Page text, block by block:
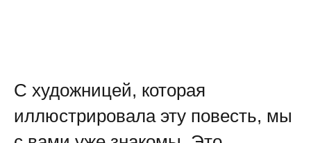
С художницей, которая
иллюстрировала эту повесть, мы